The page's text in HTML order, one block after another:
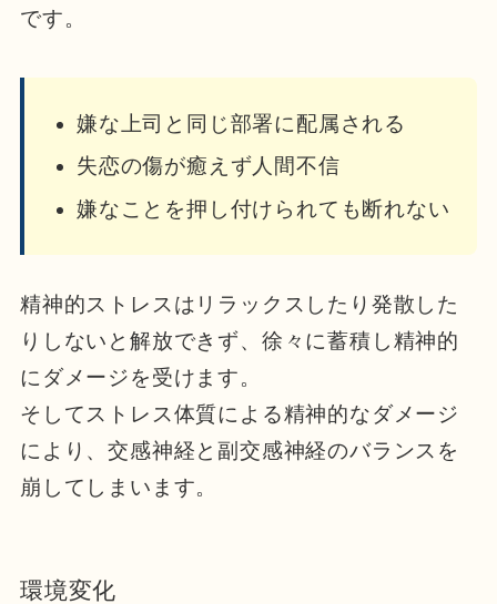
です。
嫌な上司と同じ部署に配属される
失恋の傷が癒えず人間不信
嫌なことを押し付けられても断れない
精神的ストレスはリラックスしたり発散した
りしないと解放できず、徐々に蓄積し精神的
にダメージを受けます。
そしてストレス体質による精神的なダメージ
により、交感神経と副交感神経のバランスを
崩してしまいます。
環境変化